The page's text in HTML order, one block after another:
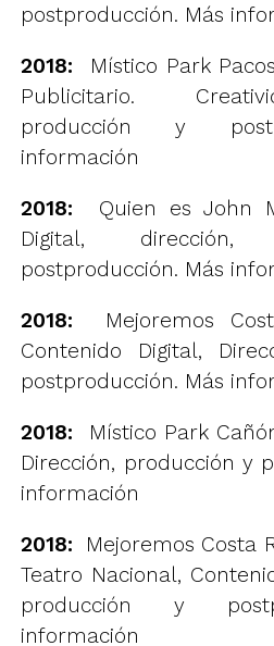
postproducción. Más
2018:
Místico Park
Publicitario.
producción y
información
2018:
Quien es John
Digital,
postproducción. Más
2018:
Mejoremos
Contenido Digital,
postproducción. Más
2018:
Místico Park
Dirección, producción y
información
2018:
Mejoremos Costa
Teatro Nacional,
producción y
información